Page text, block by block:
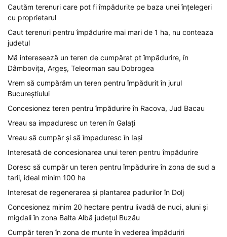
Cautăm terenuri care pot fi împădurite pe baza unei înțelegeri
cu proprietarul
Caut terenuri pentru împădurire mai mari de 1 ha, nu conteaza
judetul
Mă interesează un teren de cumpărat pt împădurire, în
Dâmbovița, Argeș, Teleorman sau Dobrogea
Vrem să cumpărăm un teren pentru împădurit în jurul
Bucureștiului
Concesionez teren pentru împădurire în Racova, Jud Bacau
Vreau sa impaduresc un teren în Galați
Vreau să cumpăr și să împaduresc în Iași
Interesată de concesionarea unui teren pentru împădurire
Doresc să cumpăr un teren pentru împădurire în zona de sud a
tarii, ideal minim 100 ha
Interesat de regenerarea și plantarea padurilor în Dolj
Concesionez minim 20 hectare pentru livadă de nuci, aluni și
migdali în zona Balta Albă județul Buzău
Cumpăr teren în zona de munte în vederea împăduriri